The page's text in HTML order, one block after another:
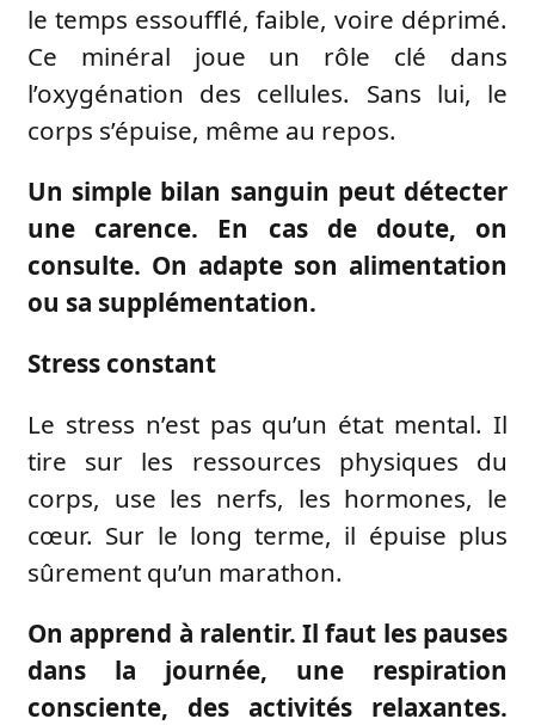
le temps essoufflé, faible, voire déprimé.
Ce minéral joue un rôle clé dans
l’oxygénation des cellules. Sans lui, le
corps s’épuise, même au repos.
Un simple bilan sanguin peut détecter
une carence. En cas de doute, on
consulte. On adapte son alimentation
ou sa supplémentation.
Stress constant
Le stress n’est pas qu’un état mental. Il
tire sur les ressources physiques du
corps, use les nerfs, les hormones, le
cœur. Sur le long terme, il épuise plus
sûrement qu’un marathon.
On apprend à ralentir. Il faut les pauses
dans la journée, une respiration
consciente, des activités relaxantes.